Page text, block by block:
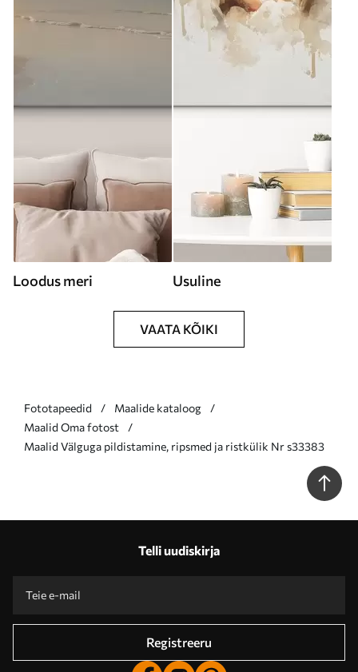
Loodus meri Usuline
VAATA KÕIKI
Fototapeedid
Maalide kataloog
Maalid Oma fotost
Maalid Välguga pildistamine, ripsmed ja ristkülik Nr s33383
Telli uudiskirja
Registreeru